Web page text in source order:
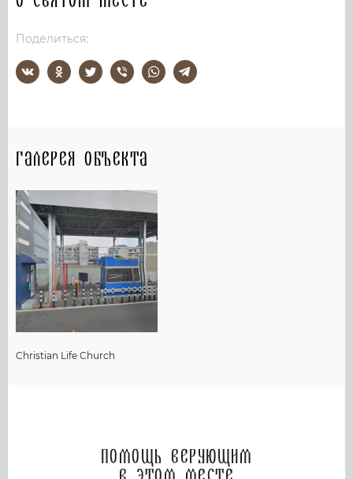
Поделиться:
Галерея объекта
Christian Life Church
Помощь верующим